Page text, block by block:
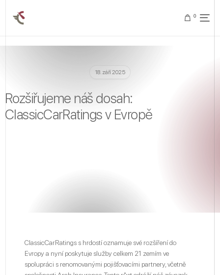
0
18. září 2025
Rozšiřujeme náš dosah:
ClassicCarRatings v Evropě
ClassicCarRatings s hrdostí oznamuje své rozšíření do
Evropy a nyní poskytuje služby celkem 21 zemím ve
spolupráci s renomovanými pojišťovacími partnery, včetně